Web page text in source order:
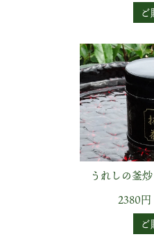
うれしの釜
2380円